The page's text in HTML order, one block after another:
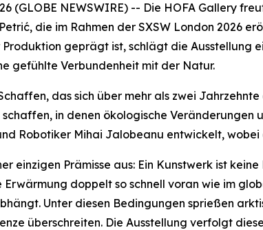
(GLOBE NEWSWIRE) -- Die HOFA Gallery
die im Rahmen der SXSW London 2026
geprägt ist, schlägt die Ausstellung
gefühlte Verbundenheit mit der Natur.
das sich über mehr als zwei
schaffen, in denen ökologische
Robotiker Mihai Jalobeanu entwickelt,
einzigen Prämisse aus: Ein Kunstwerk ist
doppelt so schnell voran wie im
Unter diesen Bedingungen sprießen
überschreiten. Die Ausstellung verfolgt